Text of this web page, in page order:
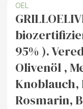
OEL
95% ).
Olivenöl ,
Knoblauch,
Rosmarin,